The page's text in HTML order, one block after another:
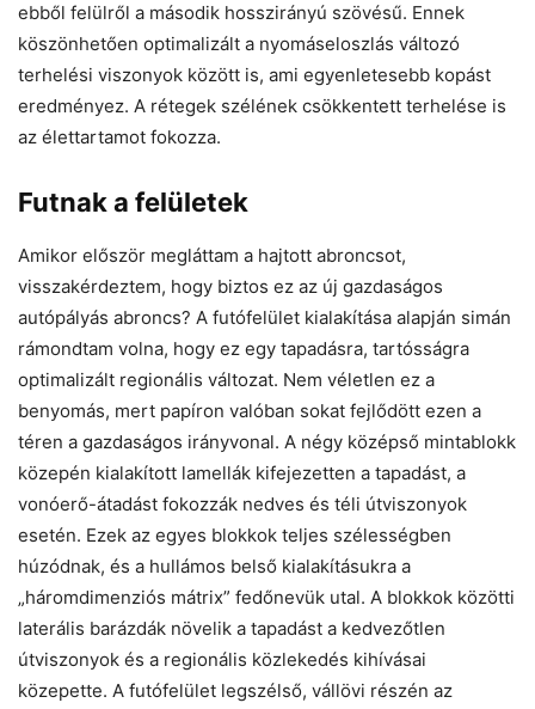
ebből felülről a második hosszirányú szövésű. Ennek
köszönhetően optimalizált a nyomáseloszlás változó
terhelési viszonyok között is, ami egyenletesebb kopást
eredményez. A rétegek szélének csökkentett terhelése is
az élettartamot fokozza.
Futnak a felületek
Amikor először megláttam a hajtott abroncsot,
visszakérdeztem, hogy biztos ez az új gazdaságos
autópályás abroncs? A futófelület kialakítása alapján simán
rámondtam volna, hogy ez egy tapadásra, tartósságra
optimalizált regionális változat. Nem véletlen ez a
benyomás, mert papíron valóban sokat fejlődött ezen a
téren a gazdaságos irányvonal. A négy középső mintablokk
közepén kialakított lamellák kifejezetten a tapadást, a
vonóerő-átadást fokozzák nedves és téli útviszonyok
esetén. Ezek az egyes blokkok teljes szélességben
húzódnak, és a hullámos belső kialakításukra a
„háromdimenziós mátrix” fedőnevük utal. A blokkok közötti
laterális barázdák növelik a tapadást a kedvezőtlen
útviszonyok és a regionális közlekedés kihívásai
közepette. A futófelület legszélső, vállövi részén az